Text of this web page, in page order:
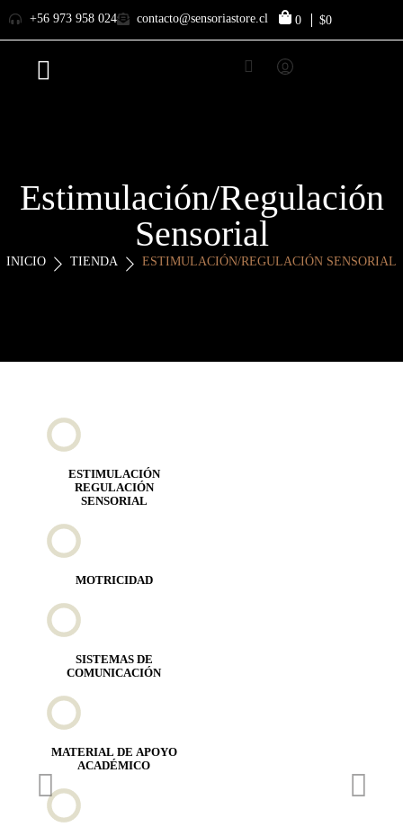
+56 973 958 024 contacto@sensoriastore.cl 0 $0
Estimulación/Regulación
Sensorial
INICIO TIENDA ESTIMULACIÓN/REGULACIÓN SENSORIAL
ESTIMULACIÓN
REGULACIÓN
SENSORIAL
MOTRICIDAD
SISTEMAS DE
COMUNICACIÓN
MATERIAL DE APOYO
ACADÉMICO